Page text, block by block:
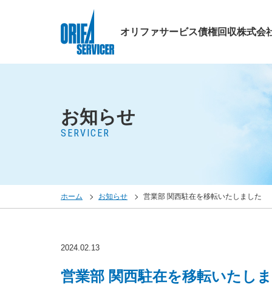
オリファサービス債権回収株式会
お知らせ
SERVICER
ホーム お知らせ 営業部 関西駐在を移転いたしました
2024.02.13
営業部 関西駐在を移転いたし